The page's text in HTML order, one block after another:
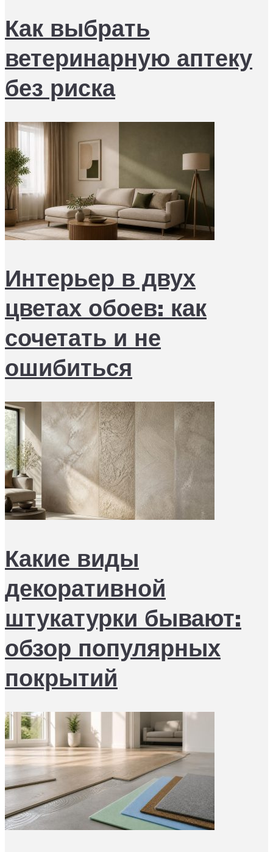
Как выбрать
ветеринарную аптеку
без риска
Интерьер в двух
цветах обоев: как
сочетать и не
ошибиться
Какие виды
декоративной
штукатурки бывают:
обзор популярных
покрытий